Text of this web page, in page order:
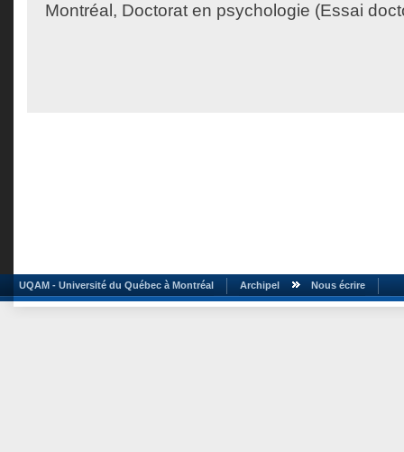
Montréal, Doctorat en psychologie (Essai
UQAM - Université du Québec à Montréal Archipel Nous écrire